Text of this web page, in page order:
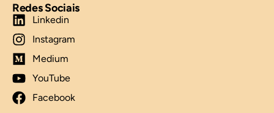
Redes Sociais
Linkedin
Instagram
Medium
YouTube
Facebook